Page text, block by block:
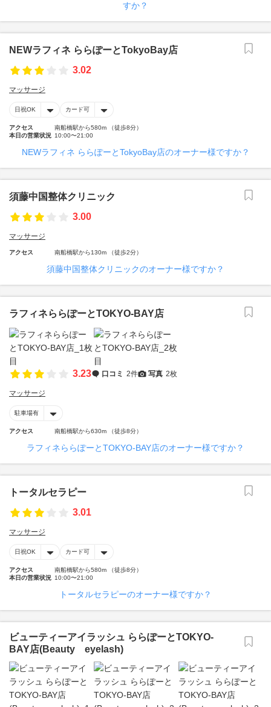
すか？
NEWラフィネ ららぽーとTokyoBay店
3.02
マッサージ
日祝OK カード可
アクセス
南船橋駅から580m （徒歩8分）
本日の営業状況 10:00〜21:00
NEWラフィネ ららぽーとTokyoBay店のオーナー様ですか？
須藤中国整体クリニック
3.00
マッサージ
アクセス 南船橋駅から130m （徒歩2分）
須藤中国整体クリニックのオーナー様ですか？
ラフィネららぽーとTOKYO‐BAY店
3.23 口コミ 2件 写真 2枚
マッサージ
駐車場有
アクセス 南船橋駅から630m （徒歩8分）
ラフィネららぽーとTOKYO‐BAY店のオーナー様ですか？
トータルセラピー
3.01
マッサージ
日祝OK カード可
アクセス
南船橋駅から580m （徒歩8分）
本日の営業状況 10:00〜21:00
トータルセラピーのオーナー様ですか？
ビューティーアイラッシュ ららぽーとTOKYO-
BAY店(Beauty eyelash)